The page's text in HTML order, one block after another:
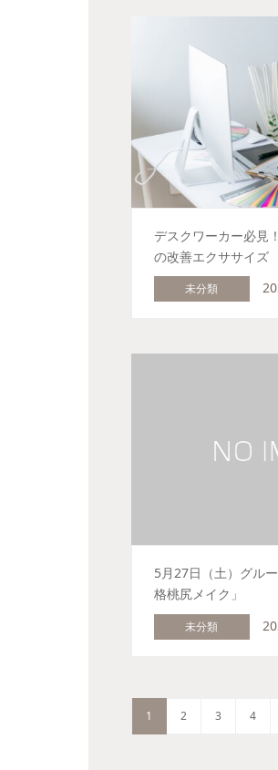
デスクワーカー必見
の改善エクササイズ
未分類
5月27日（土）グル
格桃尻メイク」
未分類
1 2 3 4